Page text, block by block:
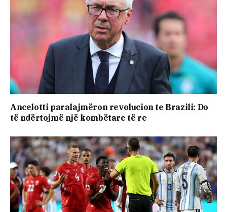
Ancelotti paralajmëron revolucion te Brazili: Do
të ndërtojmë një kombëtare të re